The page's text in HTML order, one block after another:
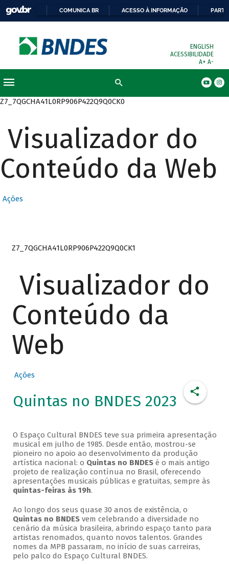
COMUNICA BR ACESSO À INFORMAÇÃO
ENGLISH
ACESSIBILIDADE
A+ A-
Z7_7QGCHA41L0RP906P422Q9Q0CK0
Visualizador do
Conteúdo da Web
Ações
Z7_7QGCHA41L0RP906P422Q9Q0CK1
Visualizador do
Conteúdo da
Web
Ações
Quintas no BNDES 2023
O Espaço Cultural BNDES teve sua primeira apresentação
musical em julho de 1985. Desde então, mostrou-se
pioneiro no apoio ao desenvolvimento da produção
artística nacional: o Quintas no BNDESé o mais antigo
projeto de realização contínua no Brasil, oferecendo
apresentações musicais públicas e gratuitas, sempre às
quintas-feiras às 19h.
Ao longo dos seus quase 30 anos de existência, o
Quintas no BNDESvem celebrando a diversidade no
cenário da música brasileira, abrindo espaço tanto para
artistas renomados, quanto novos talentos. Grandes
nomes da MPB passaram, no início de suas carreiras,
pelo palco do Espaço Cultural BNDES.